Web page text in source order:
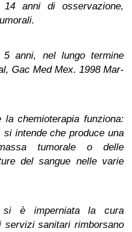
anni di osservazione,
anni, nel lungo termine
Gac Med Mex. 1998 Mar-
chemioterapia funziona:
intende che produce una
tumorale o delle
del sangue nelle varie
si è imperniata la cura
servizi sanitari rimborsano